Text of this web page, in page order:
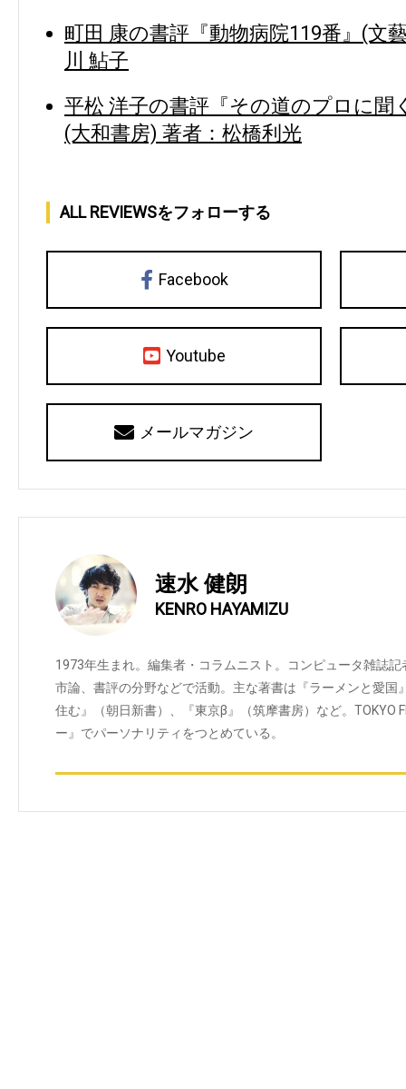
町田 康の書評『動物病院119番』(文
川 鮎子
平松 洋子の書評『その道のプロに聞
(大和書房) 著者：松橋利光
ALL REVIEWSをフォローする
Facebook
Youtube
メールマガジン
速水 健朗
KENRO HAYAMIZU
1973年生まれ。編集者・コラムニスト。コンピュータ雑誌
市論、書評の分野などで活動。主な著書は『ラーメンと愛国
住む』（朝日新書）、『東京β』（筑摩書房）など。TOKYO
ー』でパーソナリティをつとめている。